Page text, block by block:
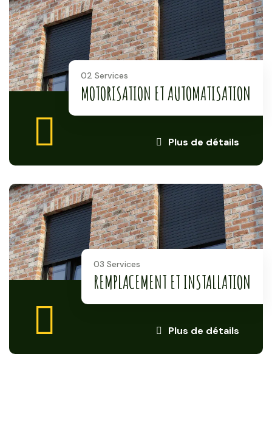
Plus de détails
02 Services
MOTORISATION ET AUTOMATISATION
Plus de détails
03 Services
REMPLACEMENT ET INSTALLATION